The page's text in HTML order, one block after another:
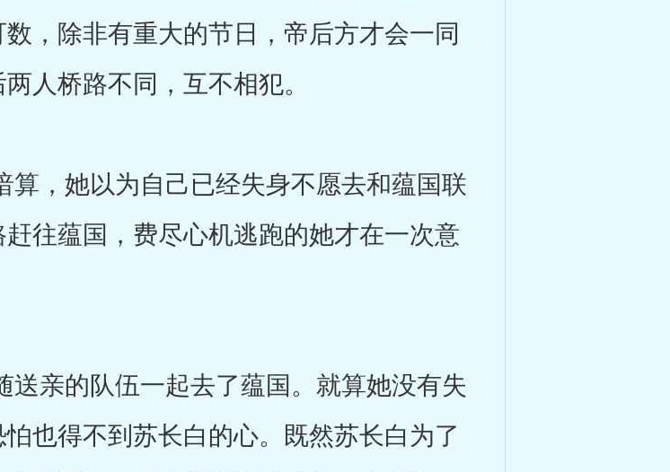
，除非有重大的节日，帝后方才会一同
人桥路不同，互不相犯。
，她以为自己已经失身不愿去和蕴国联
往蕴国，费尽心机逃跑的她才在一次意
亲的队伍一起去了蕴国。就算她没有失
也得不到苏长白的心。既然苏长白为了